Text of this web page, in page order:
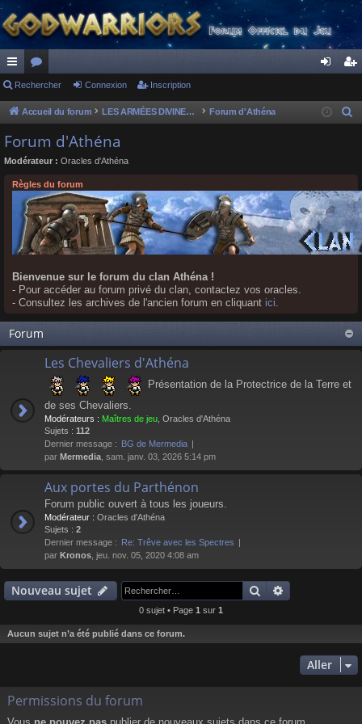
ac
co
ur
ci
or
u
s
ne cri
Rechercher Connexion Inscription
Accueil du forum LES ARMÉES DIVINES - FORUMS DE CLAN Forum d'Athéna
r
c
h
e
Forum d'Athéna
Modérateur : Oracles d'Athéna
Règles du forum
Bienvenue sur le forum du clan Athéna !
- Pour accéder au forum privé du clan, contactez vos oracles.
- Consultez les archives de l'ancien forum en cliquant ici.
Forum
Les Chevaliers d'Athéna
Présentation de la Protectrice de la Terre et
de ses Chevaliers.
Modérateurs : Maîtres de jeu Oracles d'Athéna
Sujets : 112
Dernier message : BG de Mermedia
par Mermedia , sam. janv. 03, 2026 5:14 pm
Aux portes du Parthénon
Forum public ouvert à tous les joueurs.
Modérateur : Oracles d'Athéna
Sujets : 2
Dernier message : Re: Trêve avec les Spectres
par Kronos , jeu. nov. 05, 2020 4:08 am
Nouveau sujet Rechercher
0 sujet • Page 1 sur 1
Aucun sujet n’a été publié dans ce forum.
Aller
Permissions du forum